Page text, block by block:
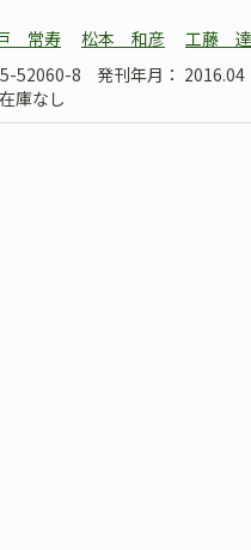
常寿 松本 和彦
工藤
52060-8
発刊年月： 2016.04
在庫なし